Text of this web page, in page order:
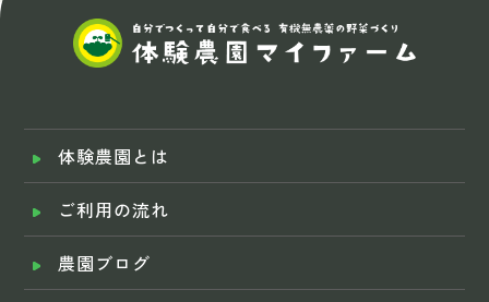
体験農園とは
ご利用の流れ
農園ブログ